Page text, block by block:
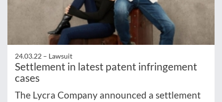
24.03.22 – Lawsuit
Settlement in latest patent infringement
cases
The Lycra Company announced a settlement